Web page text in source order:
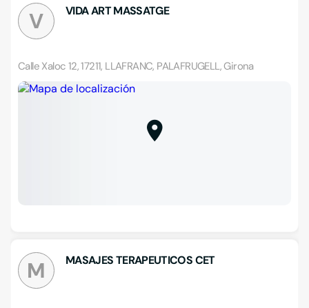
V VIDA ART MASSATGE
Calle Xaloc 12, 17211, LLAFRANC, PALAFRUGELL, Girona
M MASAJES TERAPEUTICOS CET